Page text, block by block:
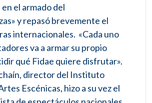
el armado del
y repasó brevemente el
internacionales. «Cada uno
va a armar su propio
qué Fidae quiere disfrutar».
director del Instituto
Escénicas, hizo a su vez el